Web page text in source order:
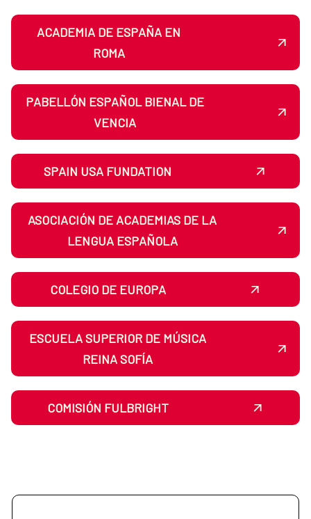
ACADEMIA DE ESPAÑA EN
ROMA
PABELLÓN ESPAÑOL BIENAL DE
VENCIA
SPAIN USA FUNDATION
ASOCIACIÓN DE ACADEMIAS DE LA
LENGUA ESPAÑOLA
COLEGIO DE EUROPA
ESCUELA SUPERIOR DE MÚSICA
REINA SOFÍA
COMISIÓN FULBRIGHT